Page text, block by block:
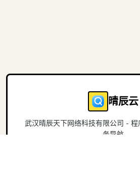
晴辰云
武汉晴辰天下网络科技有限公司 -
务导航